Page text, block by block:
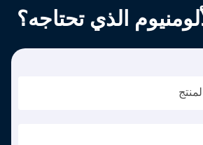
الذي تحتاجه؟